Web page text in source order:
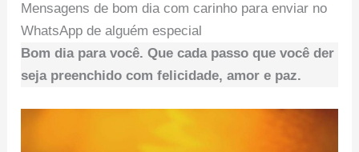
Mensagens de bom dia com carinho para enviar no
WhatsApp de alguém especial
Bom dia para você. Que cada passo que você der
seja preenchido com felicidade, amor e paz.